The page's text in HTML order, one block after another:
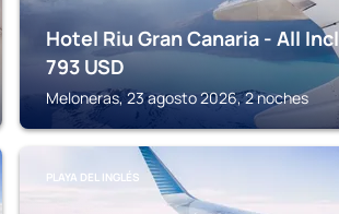
Hotel Riu Gran Canaria - All
793 USD
Meloneras, 23 agosto 2026, 2 noches
PLAYA DEL INGLÉS